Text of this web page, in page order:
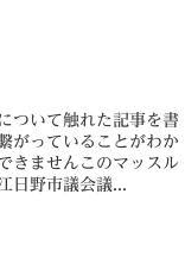
ついて触れた記事を書
がっていることがわか
きませんこのマッスル
日野市議会議...